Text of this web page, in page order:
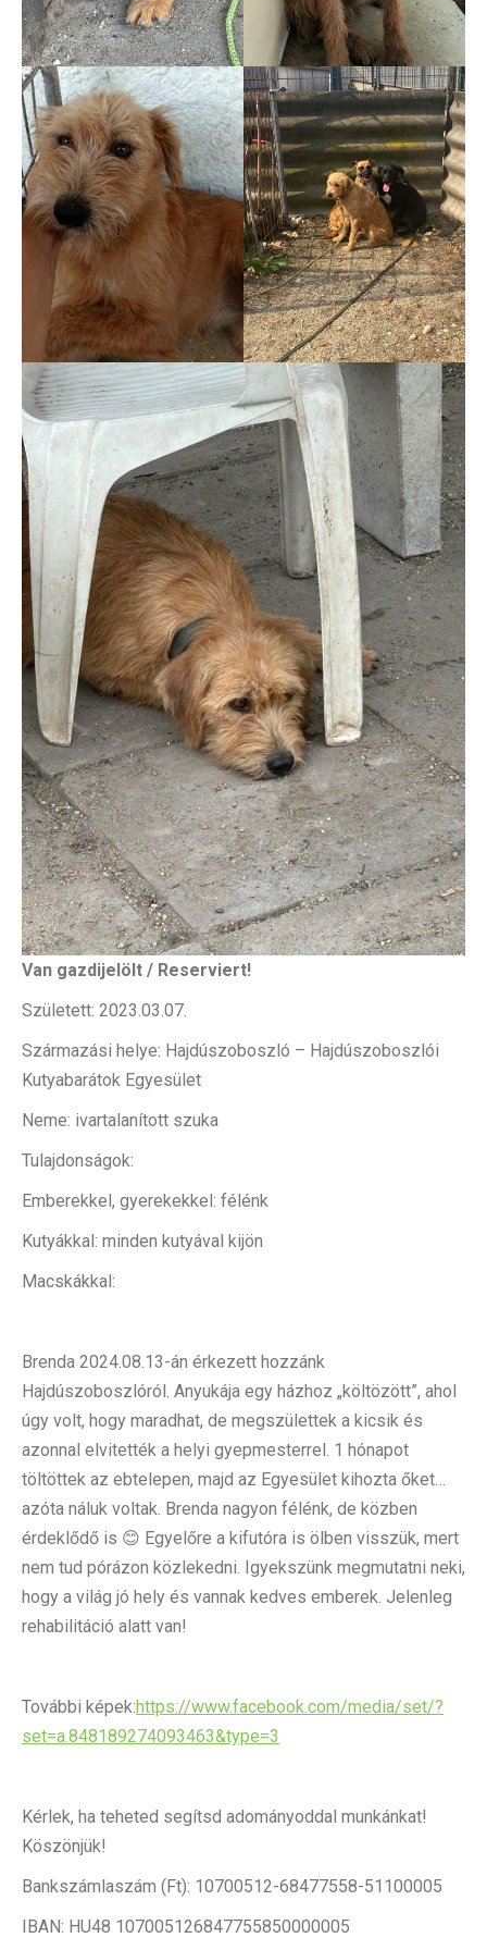
Van gazdijelölt / Reserviert!
Született: 2023.03.07.
Származási helye: Hajdúszoboszló – Hajdúszoboszlói
Kutyabarátok Egyesület
Neme: ivartalanított szuka
Tulajdonságok:
Emberekkel, gyerekekkel: félénk
Kutyákkal: minden kutyával kijön
Macskákkal:
Brenda 2024.08.13-án érkezett hozzánk
Hajdúszoboszlóról. Anyukája egy házhoz „költözött”, ahol
úgy volt, hogy maradhat, de megszülettek a kicsik és
azonnal elvitették a helyi gyepmesterrel. 1 hónapot
töltöttek az ebtelepen, majd az Egyesület kihozta őket…
azóta náluk voltak. Brenda nagyon félénk, de közben
érdeklődő is 😊 Egyelőre a kifutóra is ölben visszük, mert
nem tud pórázon közlekedni. Igyekszünk megmutatni neki,
hogy a világ jó hely és vannak kedves emberek. Jelenleg
rehabilitáció alatt van!
További képek:https://www.facebook.com/media/set/?
set=a.848189274093463&type=3
Kérlek, ha teheted segítsd adományoddal munkánkat!
Köszönjük!
Bankszámlaszám (Ft): 10700512-68477558-51100005
IBAN: HU48 107005126847755850000005